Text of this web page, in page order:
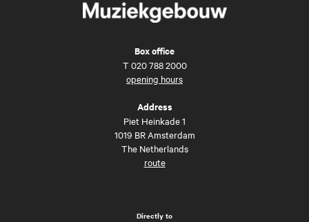
Box office
T 020 788 2000
opening hours
Address
Piet Heinkade 1
1019 BR Amsterdam
The Netherlands
route
Directly to